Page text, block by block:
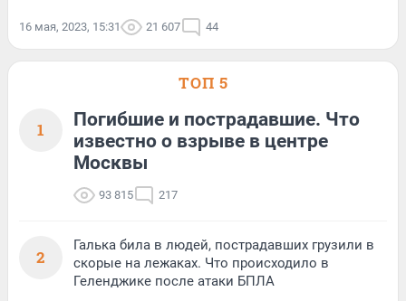
16 мая, 2023, 15:31 21 607 44
ТОП 5
1
Погибшие и пострадавшие. Что
известно о взрыве в центре
Москвы
93 815 217
2
Галька била в людей, пострадавших грузили в
скорые на лежаках. Что происходило в
Геленджике после атаки БПЛА